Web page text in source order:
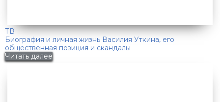
ТВ
Биография и личная жизнь Василия Уткина, его
общественная позиция и скандалы
Читать далее